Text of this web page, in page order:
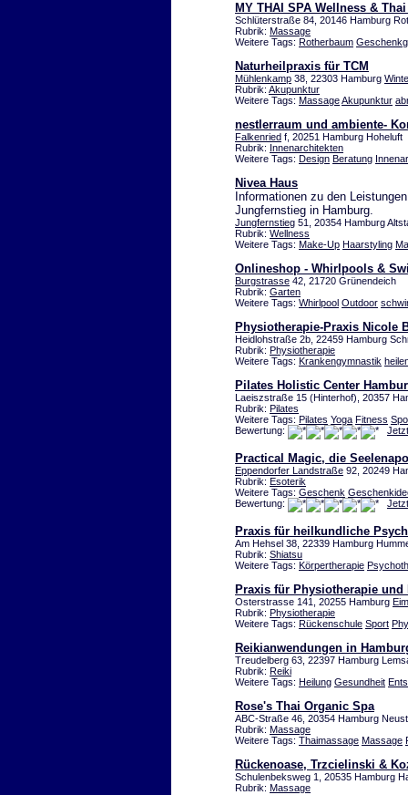
MY THAI SPA Wellness &
Schlüterstraße 84, 20146 Hamburg
Rubrik: Massage
Weitere Tags: Rotherbaum
Naturheilpraxis für TCM
Mühlenkamp 38, 22303 Hamburg
Rubrik: Akupunktur
Weitere Tags: MassageAkupunktur
nestlerraum und ambiente-
Falkenried f, 20251 Hamburg Hoheluft
Rubrik: Innenarchitekten
Weitere Tags: Design Beratung
Nivea Haus
Informationen zu den
Jungfernstieg in Hamburg.
Jungfernstieg 51, 20354 Hamburg
Rubrik: Wellness
Weitere Tags: Make-Up Haarstyling
Onlineshop - Whirlpools &
Burgstrasse 42, 21720 Grünendeich
Rubrik: Garten
Weitere Tags: Whirlpool Outdoor
Physiotherapie-Praxis Nicole
Heidlohstraße 2b, 22459 Hamburg
Rubrik: Physiotherapie
Weitere Tags: Krankengymnastik
Pilates Holistic Center
Laeiszstraße 15 (Hinterhof), 20357
Rubrik: Pilates
Weitere Tags: Pilates Yoga Fitness
Bewertung:
Practical Magic, die
Eppendorfer Landstraße 92, 20249
Rubrik: Esoterik
Weitere Tags: Geschenk
Bewertung:
Praxis für heilkundliche
Am Hehsel 38, 22339 Hamburg
Rubrik: Shiatsu
Weitere Tags: Körpertherapie
Praxis für Physiotherapie und
Osterstrasse 141, 20255 Hamburg
Rubrik: Physiotherapie
Weitere Tags: Rückenschule Sport
Reikianwendungen in
Treudelberg 63, 22397 Hamburg
Rubrik: Reiki
Weitere Tags: Heilung Gesundheit
Rose's Thai Organic Spa
ABC-Straße 46, 20354 Hamburg
Rubrik: Massage
Weitere Tags: Thaimassage Massage
Rückenoase, Trzcielinski &
Schulenbeksweg 1, 20535 Hamburg
Rubrik: Massage